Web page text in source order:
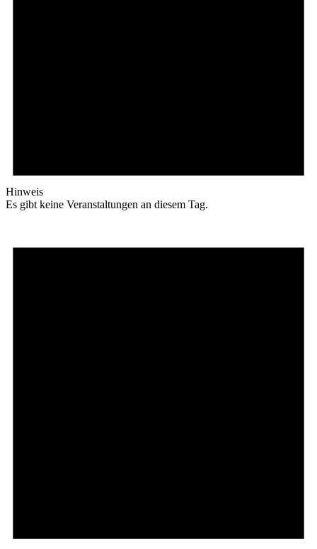
Hinweis
Es gibt keine Veranstaltungen an diesem Tag.